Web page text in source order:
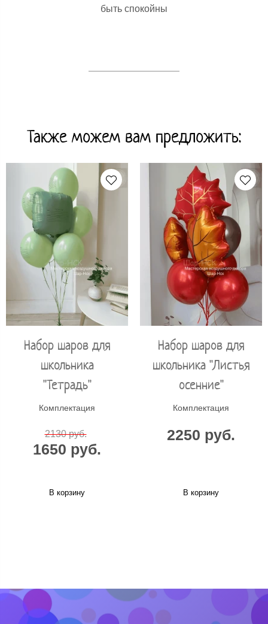
быть спокойны
Также можем вам предложить:
Набор шаров для
школьника
"Тетрадь"
Комплектация
2130 руб.
1650 руб.
В корзину
Набор шаров для
школьника "Листья
осенние"
Комплектация
2250 руб.
В корзину